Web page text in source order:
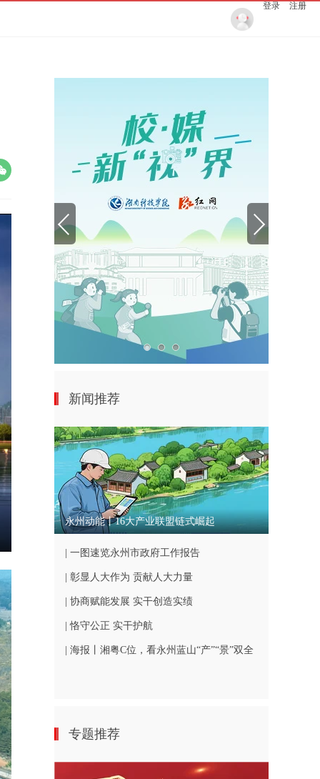
登录 注册
新闻推荐
永州动能丨16大产业联盟链式崛起
| 一图速览永州市政府工作报告
| 彰显人大作为 贡献人大力量
| 协商赋能发展 实干创造实绩
| 恪守公正 实干护航
| 海报丨湘粤C位，看永州蓝山“产”“景”双全
专题推荐